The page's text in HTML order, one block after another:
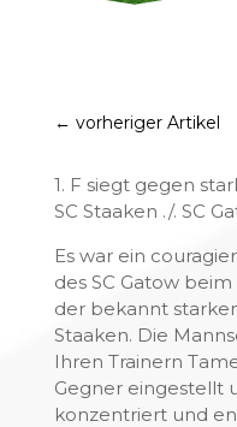
← vorheriger Artikel
1. F siegt gegen
SC Staaken ./. SC
Es war ein
des SC Gatow
der bekannt
Staaken. Die
Ihren Trainern
Gegner eingestellt
konzentriert und